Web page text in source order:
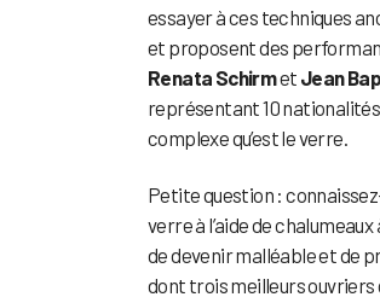
essayer à ces techniques
et proposent des
Renata Schirmet Jean
représentant 10
complexe qu’est le verre.
Petite question :
verre à l’aide de
de devenir malléable et de
dont trois meilleurs ouvriers